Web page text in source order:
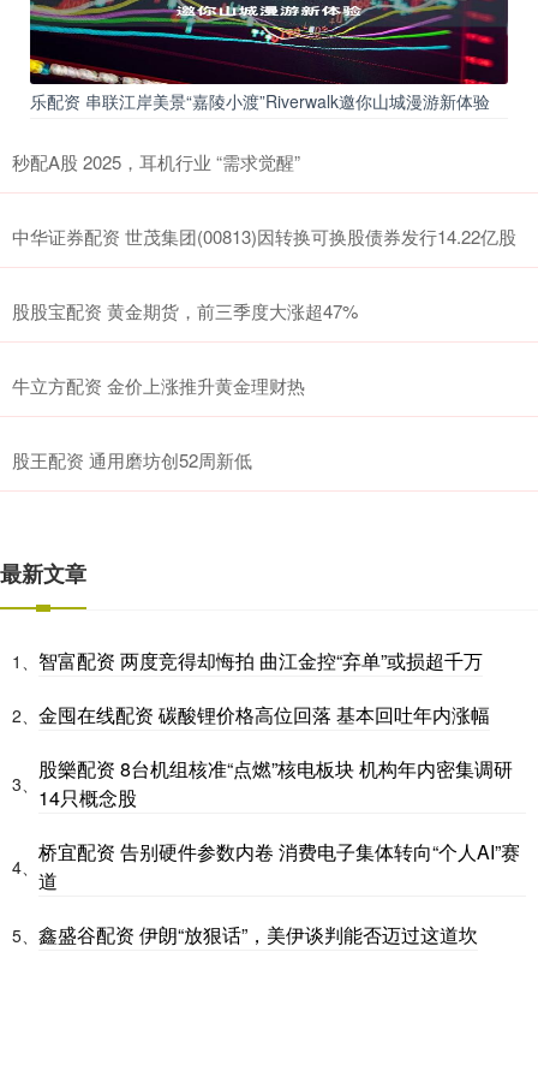
乐配资 串联江岸美景“嘉陵小渡”Riverwalk邀你山城漫游新体验
秒配A股 2025，耳机行业 “需求觉醒”
中华证券配资 世茂集团(00813)因转换可换股债券发行14.22亿股
股股宝配资 黄金期货，前三季度大涨超47%
牛立方配资 金价上涨推升黄金理财热
股王配资 通用磨坊创52周新低
最新文章
1、 智富配资 两度竞得却悔拍 曲江金控“弃单”或损超千万
2、 金囤在线配资 碳酸锂价格高位回落 基本回吐年内涨幅
3、
股樂配资 8台机组核准“点燃”核电板块 机构年内密集调研
14只概念股
4、
桥宜配资 告别硬件参数内卷 消费电子集体转向“个人AI”赛
道
5、 鑫盛谷配资 伊朗“放狠话”，美伊谈判能否迈过这道坎